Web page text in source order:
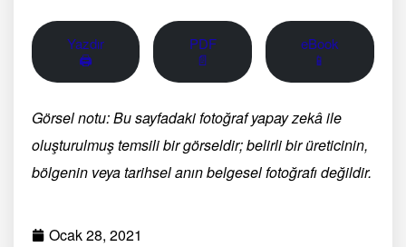
Yazdır
🖨
PDF
📄
eBook
📱
Görsel notu: Bu sayfadaki fotoğraf yapay zekâ ile
oluşturulmuş temsili bir görseldir; belirli bir üreticinin,
bölgenin veya tarihsel anın belgesel fotoğrafı değildir.
Ocak 28, 2021